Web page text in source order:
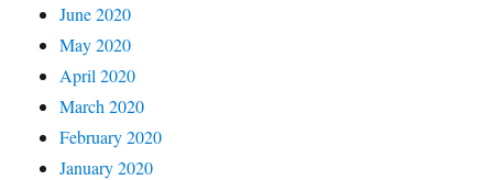
June 2020
May 2020
April 2020
March 2020
February 2020
January 2020